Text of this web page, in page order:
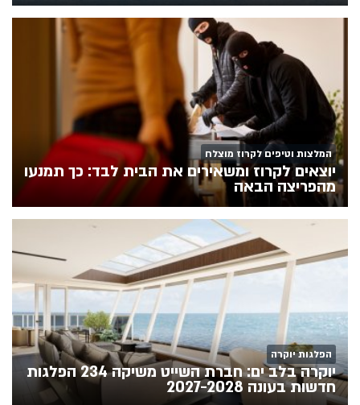
המלצות וטיפים לקרוז מוצלח
יוצאים לקרוז ומשאירים את הבית לבד: כך תמנעו
מהפריצה הבאה
הפלגות יוקרה
יוקרה בלב ים: חברת השייט משיקה 234 הפלגות
חדשות בעונה 2027-2028